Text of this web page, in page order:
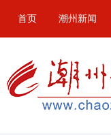
首页 潮州新闻